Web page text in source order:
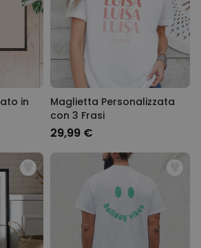
in
Maglietta Personalizzata
con 3 Frasi
29,99 €